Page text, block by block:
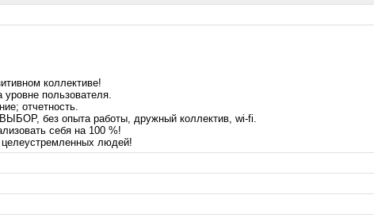
коллективе!
уровне пользователя.
отчетность.
без опыта работы, дружный коллектив, wi-fi.
себя на 100 %!
людей!